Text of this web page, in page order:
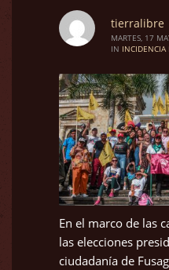
tierralibre
MARTES, 17
IN INCIDENCIA
En el marco de las
las elecciones
ciudadanía de